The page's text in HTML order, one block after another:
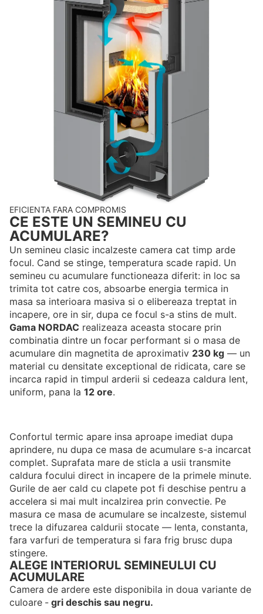
EFICIENTA FARA COMPROMIS
CE ESTE UN SEMINEU CU
ACUMULARE?
Un semineu clasic incalzeste camera cat timp arde
focul. Cand se stinge, temperatura scade rapid. Un
semineu cu acumulare functioneaza diferit: in loc sa
trimita tot catre cos, absoarbe energia termica in
masa sa interioara masiva si o elibereaza treptat in
incapere, ore in sir, dupa ce focul s-a stins de mult.
Gama NORDAC realizeaza aceasta stocare prin
combinatia dintre un focar performant si o masa de
acumulare din magnetita de aproximativ 230 kg — un
material cu densitate exceptional de ridicata, care se
incarca rapid in timpul arderii si cedeaza caldura lent,
uniform, pana la 12 ore.
Confortul termic apare insa aproape imediat dupa
aprindere, nu dupa ce masa de acumulare s-a incarcat
complet. Suprafata mare de sticla a usii transmite
caldura focului direct in incapere de la primele minute.
Gurile de aer cald cu clapete pot fi deschise pentru a
accelera si mai mult incalzirea prin convectie. Pe
masura ce masa de acumulare se incalzeste, sistemul
trece la difuzarea caldurii stocate — lenta, constanta,
fara varfuri de temperatura si fara frig brusc dupa
stingere.
ALEGE INTERIORUL SEMINEULUI CU
ACUMULARE
Camera de ardere este disponibila in doua variante de
culoare - gri deschis sau negru.